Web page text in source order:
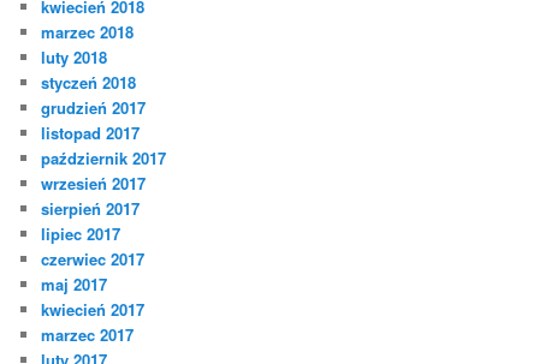
kwiecień 2018
marzec 2018
luty 2018
styczeń 2018
grudzień 2017
listopad 2017
październik 2017
wrzesień 2017
sierpień 2017
lipiec 2017
czerwiec 2017
maj 2017
kwiecień 2017
marzec 2017